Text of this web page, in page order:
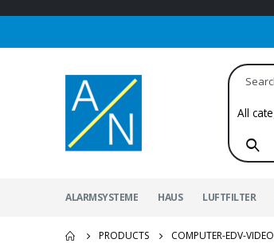
ALARMSYSTEME HAUS LUFTFILTER
PRODUCTS COMPUTER-EDV-VIDEO